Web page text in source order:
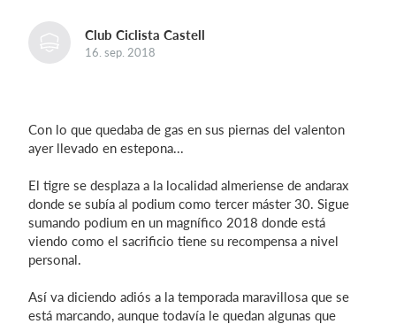
Sitio web
¿Cuanto cuesta?
Iniciar sesión
Club Ciclista Castell
16. sep. 2018
Con lo que quedaba de gas en sus piernas del valenton
ayer llevado en estepona...
El tigre se desplaza a la localidad almeriense de andarax
donde se subía al podium como tercer máster 30. Sigue
sumando podium en un magnífico 2018 donde está
viendo como el sacrificio tiene su recompensa a nivel
personal.
Así va diciendo adiós a la temporada maravillosa que se
está marcando, aunque todavía le quedan algunas que